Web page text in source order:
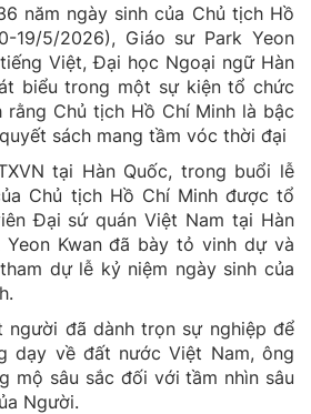
năm ngày sinh của Chủ tịch Hồ
19/5/2026), Giáo sư Park Yeon
Việt, Đại học Ngoại ngữ Hàn
biểu trong một sự kiện tổ chức
rằng Chủ tịch Hồ Chí Minh là bậc
sách mang tầm vóc thời đại
tại Hàn Quốc, trong buổi lễ
Chủ tịch Hồ Chí Minh được tổ
Đại sứ quán Việt Nam tại Hàn
Yeon Kwan đã bày tỏ vinh dự và
dự lễ kỷ niệm ngày sinh của
người đã dành trọn sự nghiệp để
dạy về đất nước Việt Nam, ông
mộ sâu sắc đối với tầm nhìn sâu
Người.